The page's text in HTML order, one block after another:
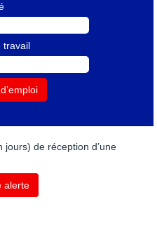
travail
de réception d’une
alerte